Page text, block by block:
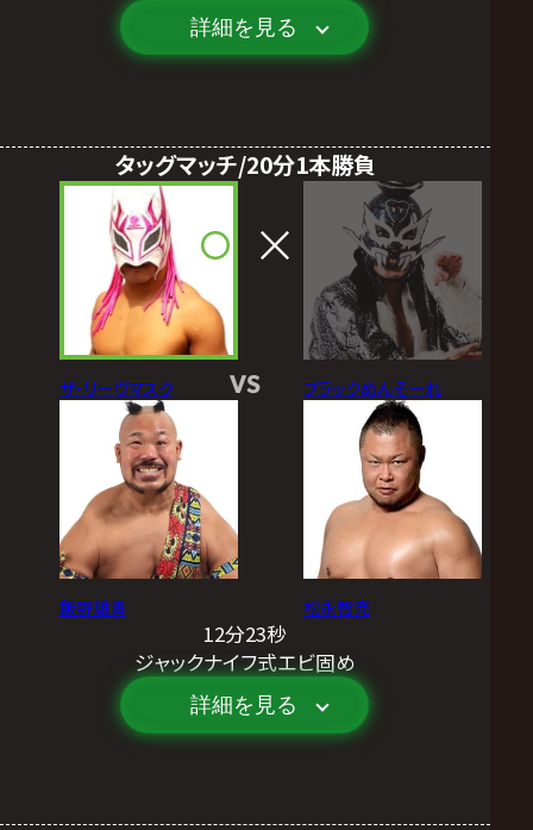
詳細を見る
タッグマッチ/20分1本勝負
ザ・リーヴマスク
飯野雄貴
VS ブラックめんそーれ
松永智充
12分23秒
ジャックナイフ式エビ固め
詳細を見る